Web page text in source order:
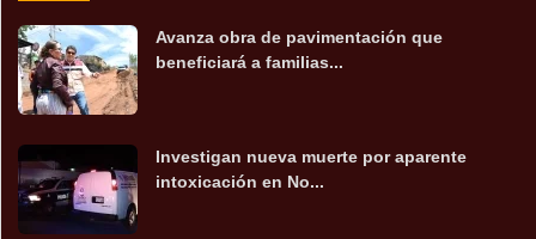
Avanza obra de pavimentación que
beneficiará a familias...
Investigan nueva muerte por aparente
intoxicación en No...